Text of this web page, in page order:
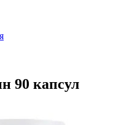
90 капсул